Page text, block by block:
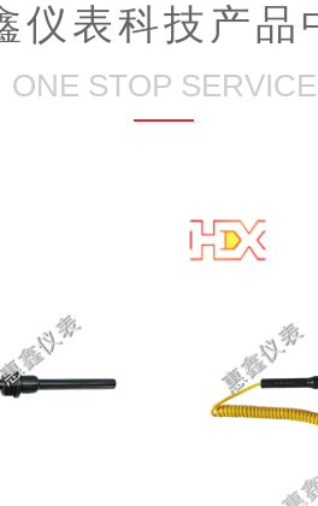
仪表科技产品
ONE STOP SERVICE